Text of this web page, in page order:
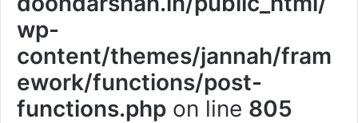
wp-
content/themes/jannah/fram
ework/functions/post-
functions.php on line 805